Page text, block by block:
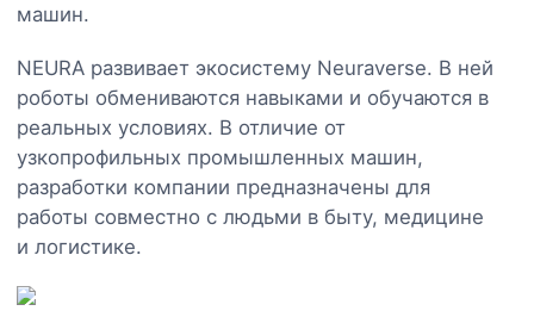
машин.
NEURA развивает экосистему Neuraverse. В ней
роботы обмениваются навыками и обучаются в
реальных условиях. В отличие от
узкопрофильных промышленных машин,
разработки компании предназначены для
работы совместно с людьми в быту, медицине
и логистике.